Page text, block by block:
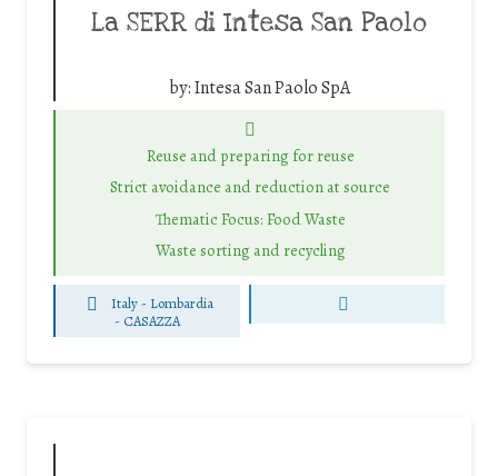
La SERR di Intesa San Paolo
by:Intesa San Paolo SpA
Reuse and preparing for reuse
Strict avoidance and reduction at source
Thematic Focus: Food Waste
Waste sorting and recycling
Italy - Lombardia
- CASAZZA